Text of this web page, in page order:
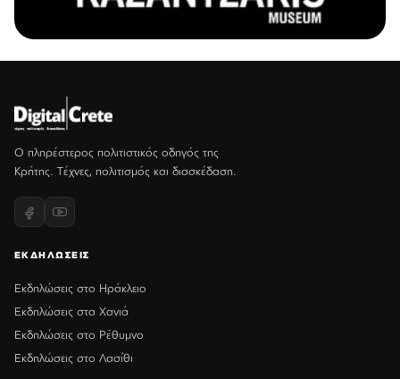
Ο πληρέστερος πολιτιστικός οδηγός της
Κρήτης. Τέχνες, πολιτισμός και διασκέδαση.
ΕΚΔΗΛΩΣΕΙΣ
Εκδηλώσεις στο Ηράκλειο
Εκδηλώσεις στα Χανιά
Εκδηλώσεις στο Ρέθυμνο
Εκδηλώσεις στο Λασίθι